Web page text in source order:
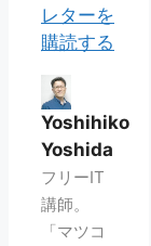
レターを
購読する
Yoshihiko
Yoshida
フリーIT
講師。
「マツコ